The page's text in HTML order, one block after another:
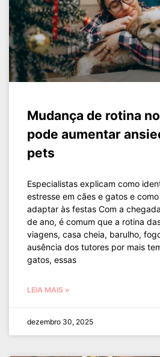
Mudança de rotina
pode aumentar
pets
Especialistas explicam como
estresse em cães e gatos e
adaptar às festas Com a
de ano, é comum que a rotina
viagens, casa cheia, barulho,
ausência dos tutores por mais
gatos, essas
LEIA MAIS »
dezembro 30, 2025